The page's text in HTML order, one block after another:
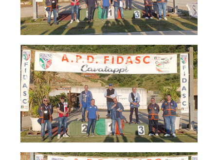
Agility
DiscDog
Dog Balance
Dog Trail
Dog Triathlon
Hoopers
Mantrailing
Nosework
Obedience
Rally Obedience